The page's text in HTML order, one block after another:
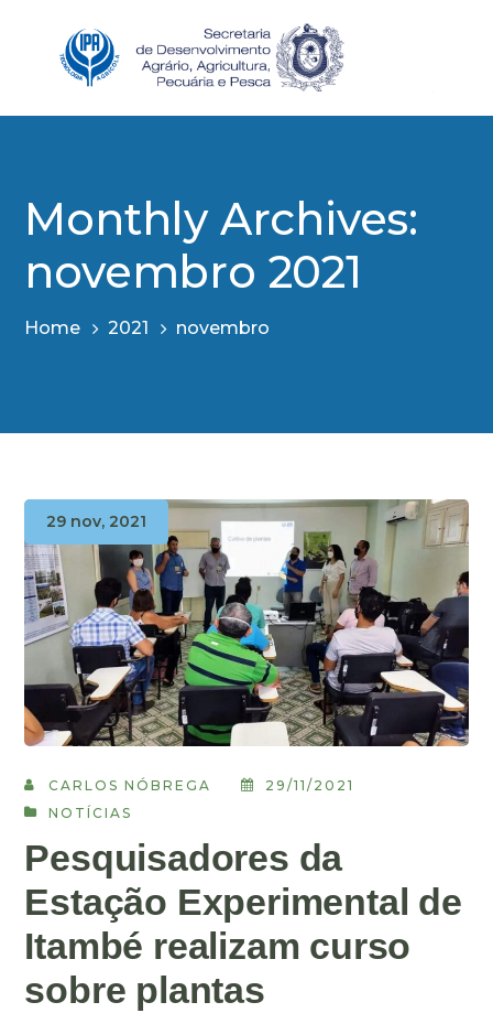
Monthly Archives:
novembro 2021
Home 2021 novembro
29 nov, 2021
CARLOS NÓBREGA
29/11/2021
NOTÍCIAS
Pesquisadores da
Estação Experimental de
Itambé realizam curso
sobre plantas